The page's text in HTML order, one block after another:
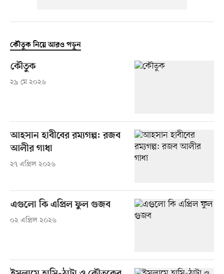
কৌতুক নিয়ে আরও পড়ুন
কৌতুক
২৯ মে ২০২৬
আহসান হাবীবের রম্যগল্প: রজব
আলীর গাধা
২৭ এপ্রিল ২০২৬
এগুলো কি এপ্রিল ফুল গুজব
০২ এপ্রিল ২০২৬